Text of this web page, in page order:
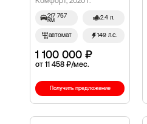
217 757
км 2.4 л.
автомат 149 л.с.
1 100 000 ₽
от 11 458 ₽/мес.
Получить предложение